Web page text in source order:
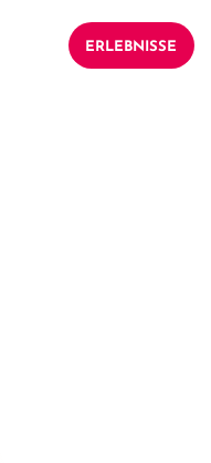
ERLEBNISSE